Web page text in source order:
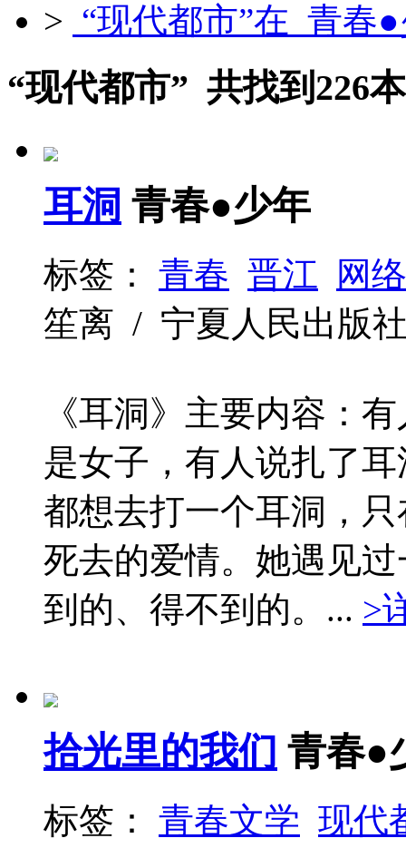
> “现代都市”在 青春
“现代都市” 共找到226
耳洞 青春●少年
标签： 青春 晋江
网
笙离 / 宁夏人民出版
《耳洞》主要内容：
是女子，有人说扎了
都想去打一个耳洞，
死去的爱情。她遇见
到的、得不到的。... >
拾光里的我们 青春●
标签： 青春文学 现代